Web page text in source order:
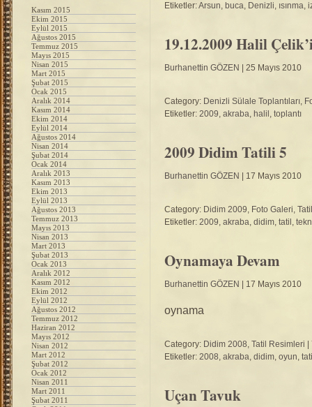
Kasım 2015
Ekim 2015
Eylül 2015
Ağustos 2015
Temmuz 2015
Mayıs 2015
Nisan 2015
Mart 2015
Şubat 2015
Ocak 2015
Aralık 2014
Kasım 2014
Ekim 2014
Eylül 2014
Ağustos 2014
Nisan 2014
Şubat 2014
Ocak 2014
Aralık 2013
Kasım 2013
Ekim 2013
Eylül 2013
Ağustos 2013
Temmuz 2013
Mayıs 2013
Nisan 2013
Mart 2013
Şubat 2013
Ocak 2013
Aralık 2012
Kasım 2012
Ekim 2012
Eylül 2012
Ağustos 2012
Temmuz 2012
Haziran 2012
Mayıs 2012
Nisan 2012
Mart 2012
Şubat 2012
Ocak 2012
Nisan 2011
Mart 2011
Şubat 2011
Etiketler:Arsun, buca, Denizli, ısınma,
19.12.2009 Halil
Burhanettin GÖZEN | 25 Mayıs 2010
Category: Denizli Sülale Toplantıları,
Etiketler: 2009, akraba, halil , toplantı
2009 Didim Tatili 5
Burhanettin GÖZEN | 17 Mayıs 2010
Category: Didim 2009, Foto Galeri,
Etiketler: 2009, akraba, didim, tatil ,
Oynamaya Devam
Burhanettin GÖZEN | 17 Mayıs 2010
oynama
Category: Didim 2008, Tatil Resimleri
Etiketler: 2008, akraba, didim, oyun,
Uçan Tavuk